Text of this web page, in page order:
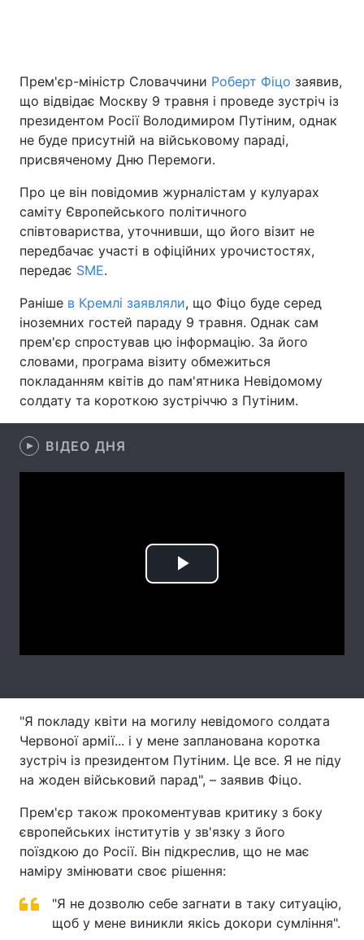
Головна Війна
Україна Політика
Спорт Наука
Техно і зв'язок Лайт
Зброя
Туризм
Цікавинки Погода
Екологія Регіони
Лонгріди
Відео з Youtube Статті
Вакансії
Тема оформлення
Прем'єр-міністр Словаччини Роберт Фіцо заявив,
що відвідає Москву 9 травня і проведе зустріч із
президентом Росії Володимиром Путіним, однак
не буде присутній на військовому параді,
присвяченому Дню Перемоги.
Про це він повідомив журналістам у кулуарах
саміту Європейського політичного
співтовариства, уточнивши, що його візит не
передбачає участі в офіційних урочистостях,
передає SME.
Раніше в Кремлі заявляли, що Фіцо буде серед
іноземних гостей параду 9 травня. Однак сам
прем'єр спростував цю інформацію. За його
словами, програма візиту обмежиться
покладанням квітів до пам'ятника Невідомому
солдату та короткою зустріччю з Путіним.
ВІДЕО ДНЯ
Play
"Я покладу квіти на могилу невідомого солдата
Червоної армії... і у мене запланована коротка
зустріч із президентом Путіним. Це все. Я не піду
на жоден військовий парад", – заявив Фіцо.
Прем'єр також прокоментував критику з боку
європейських інститутів у зв'язку з його
поїздкою до Росії. Він підкреслив, що не має
наміру змінювати своє рішення:
"Я не дозволю себе загнати в таку ситуацію,
щоб у мене виникли якісь докори сумління".